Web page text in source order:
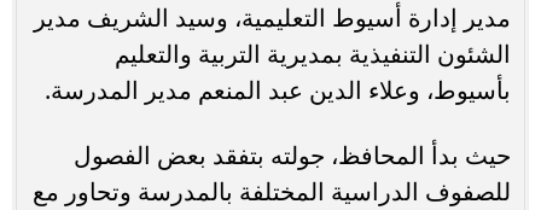
مدير إدارة أسيوط التعليمية، وسيد الشريف مدير
الشئون التنفيذية بمديرية التربية والتعليم
بأسيوط، وعلاء الدين عبد المنعم مدير المدرسة.
حيث بدأ المحافظ، جولته بتفقد بعض الفصول
للصفوف الدراسية المختلفة بالمدرسة وتحاور مع